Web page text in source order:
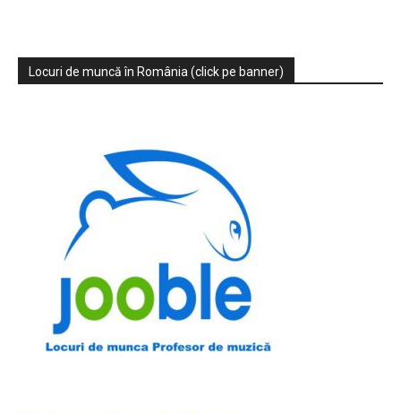
Locuri de muncă în România (click pe banner)